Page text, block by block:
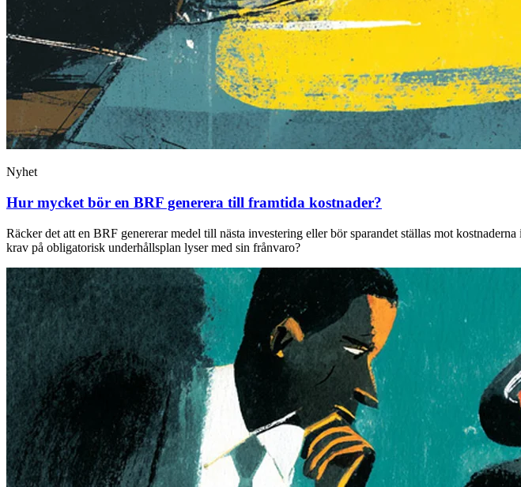
Nyhet
Hur mycket bör en BRF generera till framtida kostnader?
Räcker det att en BRF genererar medel till nästa investering eller bör sparandet ställas mot
krav på obligatorisk underhållsplan lyser med sin frånvaro?